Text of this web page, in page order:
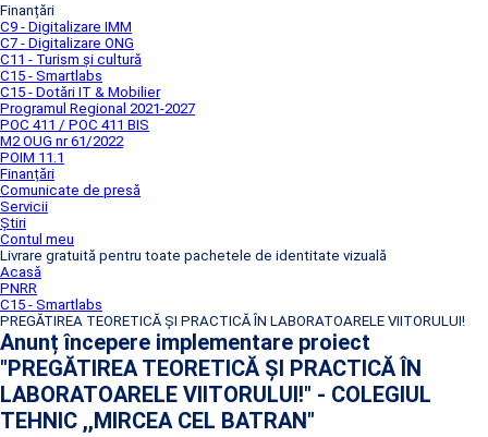
Finanțări
C9 - Digitalizare IMM
C7 - Digitalizare ONG
C11 - Turism și cultură
C15 - Smartlabs
C15 - Dotări IT & Mobilier
Programul Regional 2021-2027
POC 411 / POC 411 BIS
M2 OUG nr 61/2022
POIM 11.1
Finanțări
Comunicate de presă
Servicii
Știri
Contul meu
Livrare gratuită pentru toate pachetele de identitate vizuală
Acasă
PNRR
C15 - Smartlabs
PREGĂTIREA TEORETICĂ ȘI PRACTICĂ ÎN LABORATOARELE VIITORULUI!
Anunț începere implementare proiect
"PREGĂTIREA TEORETICĂ ȘI PRACTICĂ ÎN
LABORATOARELE VIITORULUI!" - COLEGIUL
TEHNIC ,,MIRCEA CEL BATRAN"